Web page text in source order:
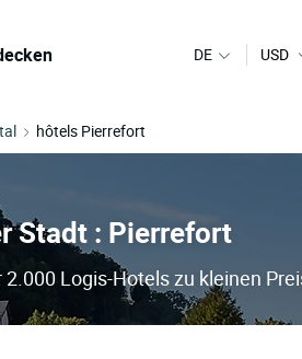
DE USD
hôtels Pierrefort
Stadt : Pierrefort
Logis-Hotels zu kleinen